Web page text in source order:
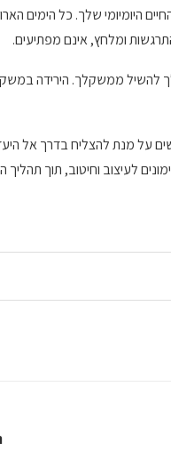
היומיומי שלך. כל הימים
ומלחץ, אינם מפתיעים.
לך להשיל ממשקלך.
על מנת להצליח בדרך אל
לעיצוב וחיטוב, תוך תהליך